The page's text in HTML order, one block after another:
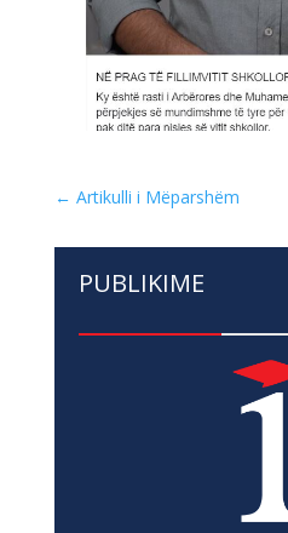
← Artikulli i Mëparshëm
PUBLIKIME